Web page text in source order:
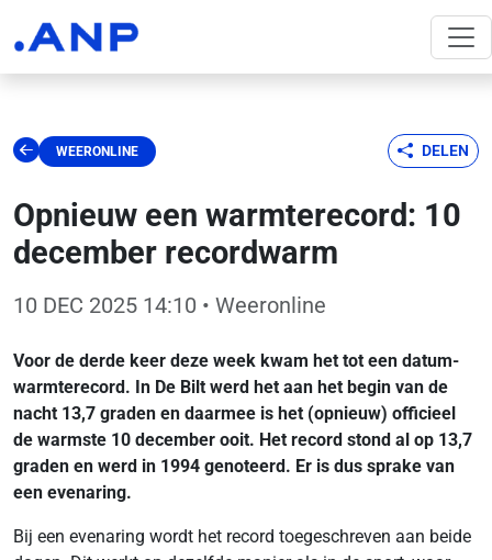
WEERONLINE DELEN
Opnieuw een warmterecord: 10
december recordwarm
10 DEC 2025 14:10 • Weeronline
Voor de derde keer deze week kwam het tot een datum-
warmterecord. In De Bilt werd het aan het begin van de
nacht 13,7 graden en daarmee is het (opnieuw) officieel
de warmste 10 december ooit. Het record stond al op 13,7
graden en werd in 1994 genoteerd. Er is dus sprake van
een evenaring.
Bij een evenaring wordt het record toegeschreven aan beide